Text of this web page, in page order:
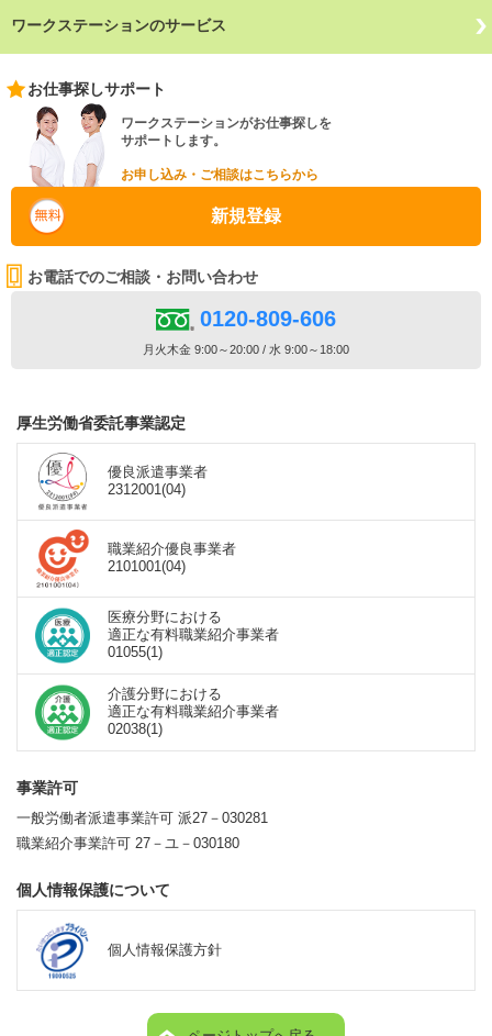
ワークステーションのサービス
お仕事探しサポート
ワークステーションがお仕事探しを
サポートします。
お申し込み・ご相談はこちらから
新規登録
お電話でのご相談・お問い合わせ
0120-809-606
月火木金 9:00～20:00 / 水 9:00～18:00
厚生労働省委託事業認定
優良派遣事業者
2312001(04)
職業紹介優良事業者
2101001(04)
医療分野における
適正な有料職業紹介事業者
01055(1)
介護分野における
適正な有料職業紹介事業者
02038(1)
事業許可
一般労働者派遣事業許可 派27－030281
職業紹介事業許可 27－ユ－030180
個人情報保護について
個人情報保護方針